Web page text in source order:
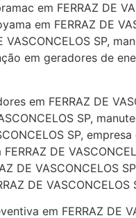
em FERRAZ DE
em FERRAZ DE
SP,
em geradores de
em FERRAZ DE
SP,
SP,
DE
DE VASCONCELOS
DE VASCONCELOS
em FERRAZ DE